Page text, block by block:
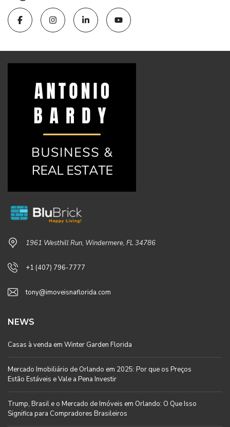
1961 Westhill Run, Windermere, FL 34786
+1 (407) 796-7777
tony@imoveisnaflorida.com
NEWS
Casas à venda em Winter Garden Florida
Mercado Imobiliário de Orlando em 2025: Por que os Preços
Estão Estáveis e Vale a Pena Investir
Trump, Brasil e o Mercado de Imóveis em Orlando: O Que Isso
Significa para Compradores Brasileiros